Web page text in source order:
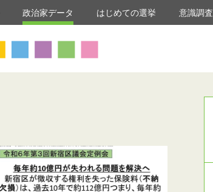
政治家データ はじめての選挙 意識調査